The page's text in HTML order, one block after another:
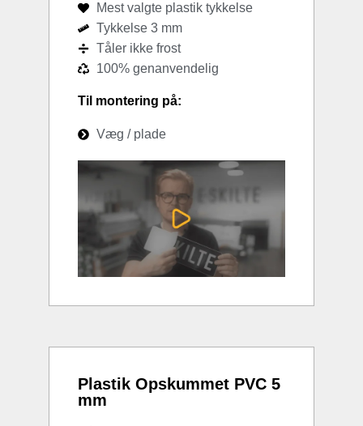
Mest valgte plastik tykkelse
Tykkelse 3 mm
Tåler ikke frost
100% genanvendelig
Til montering på:
Væg / plade
Plastik Opskummet PVC 5
mm